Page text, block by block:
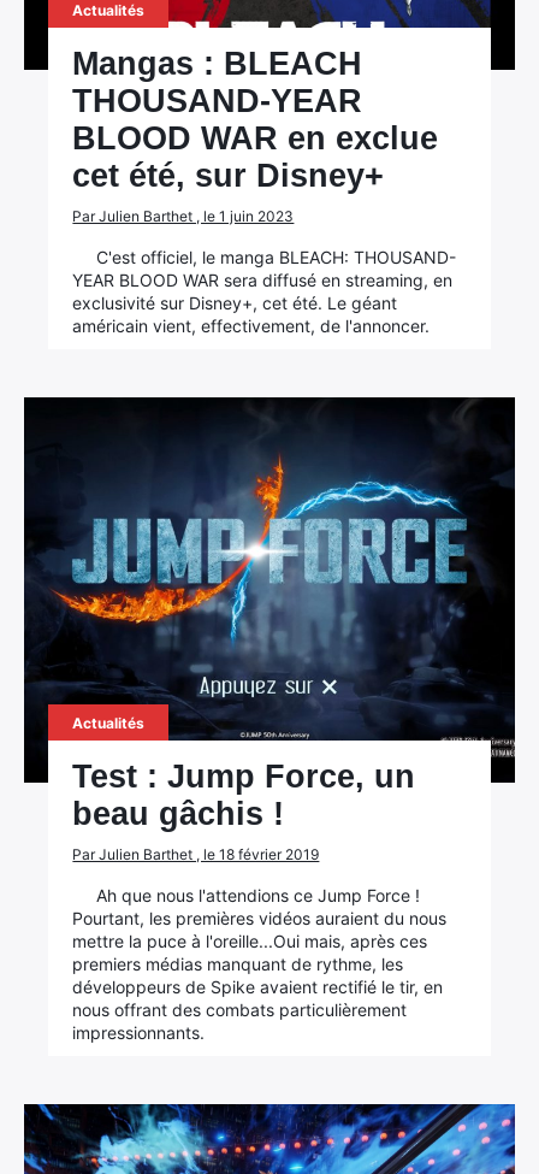
Actualités
Mangas : BLEACH
THOUSAND-YEAR
BLOOD WAR en exclue
cet été, sur Disney+
Par Julien Barthet , le 1 juin 2023
C'est officiel, le manga BLEACH: THOUSAND-
YEAR BLOOD WAR sera diffusé en streaming, en
exclusivité sur Disney+, cet été. Le géant
américain vient, effectivement, de l'annoncer.
Actualités
Test : Jump Force, un
beau gâchis !
Par Julien Barthet , le 18 février 2019
Ah que nous l'attendions ce Jump Force !
Pourtant, les premières vidéos auraient du nous
mettre la puce à l'oreille...Oui mais, après ces
premiers médias manquant de rythme, les
développeurs de Spike avaient rectifié le tir, en
nous offrant des combats particulièrement
impressionnants.